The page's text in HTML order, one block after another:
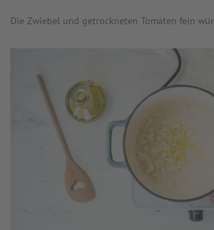
Die Zwiebel und getrockneten Tomaten fein